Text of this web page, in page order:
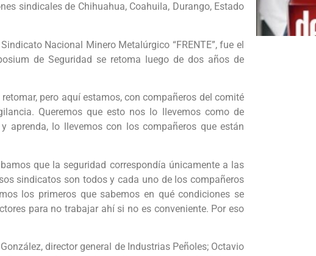
sindicales de Chihuahua, Coahuila, Durango, Estado
Nacional Minero Metalúrgico “FRENTE”, fue el
de Seguridad se retoma luego de dos años de
pero aquí estamos, con compañeros del comité
Queremos que esto nos lo llevemos como de
aprenda, lo llevemos con los compañeros que están
que la seguridad correspondía únicamente a las
sindicatos son todos y cada uno de los compañeros
los primeros que sabemos en qué condiciones se
para no trabajar ahí si no es conveniente. Por eso
director general de Industrias Peñoles; Octavio